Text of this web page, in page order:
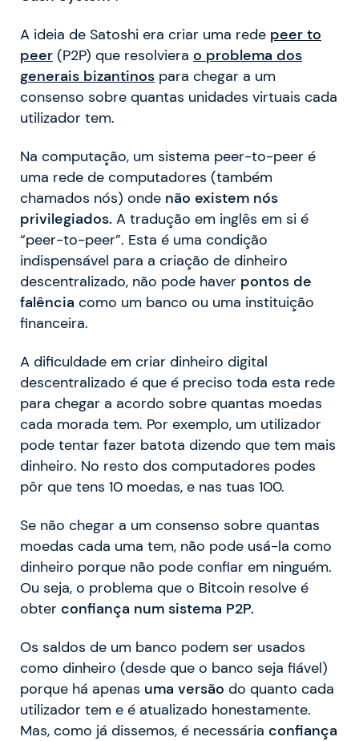
A ideia de Satoshi era criar uma rede peer to
peer (P2P) que resolviera o problema dos
generais bizantinos para chegar a um
consenso sobre quantas unidades virtuais cada
utilizador tem.
Na computação, um sistema peer-to-peer é
uma rede de computadores (também
chamados nós) onde não existem nós
privilegiados. A tradução em inglês em si é
“peer-to-peer”. Esta é uma condição
indispensável para a criação de dinheiro
descentralizado, não pode haver pontos de
falência como um banco ou uma instituição
financeira.
A dificuldade em criar dinheiro digital
descentralizado é que é preciso toda esta rede
para chegar a acordo sobre quantas moedas
cada morada tem. Por exemplo, um utilizador
pode tentar fazer batota dizendo que tem mais
dinheiro. No resto dos computadores podes
pôr que tens 10 moedas, e nas tuas 100.
Se não chegar a um consenso sobre quantas
moedas cada uma tem, não pode usá-la como
dinheiro porque não pode confiar em ninguém.
Ou seja, o problema que o Bitcoin resolve é
obter confiança num sistema P2P.
Os saldos de um banco podem ser usados
como dinheiro (desde que o banco seja fiável)
porque há apenas uma versão do quanto cada
utilizador tem e é atualizado honestamente.
Mas, como já dissemos, é necessária confiança